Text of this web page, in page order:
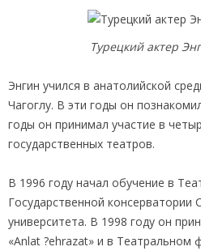
Турецкий актер
Энгин учился в анатолийской
Чагоглу. В эти годы он
годы он принимал участие в
государственных театров.
В 1996 году начал обучение в
Государственной консерватории
университета. В 1998 году он
«Anlat ?ehrazat» и в Театральном